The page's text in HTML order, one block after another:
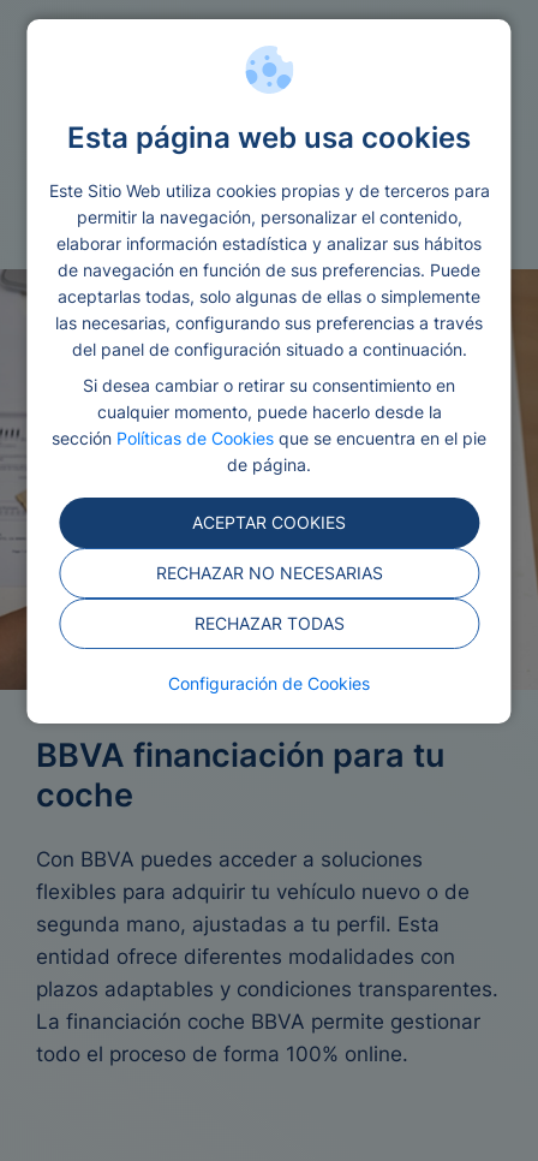
Esta página web usa cookies
Este Sitio Web utiliza cookies propias y de terceros para
permitir la navegación, personalizar el contenido,
elaborar información estadística y analizar sus hábitos
de navegación en función de sus preferencias. Puede
aceptarlas todas, solo algunas de ellas o simplemente
las necesarias, configurando sus preferencias a través
del panel de configuración situado a continuación.
Si desea cambiar o retirar su consentimiento en
cualquier momento, puede hacerlo desde la
sección Políticas de Cookies que se encuentra en el pie
de página.
ACEPTAR COOKIES
RECHAZAR NO NECESARIAS
RECHAZAR TODAS
Configuración de Cookies
Bbva financiacion coche
Redactado por Ana
Gonzalez
Editado y revisado por
Eva Rampani
BBVA financiación para tu
coche
Con BBVA puedes acceder a soluciones
flexibles para adquirir tu vehículo nuevo o de
segunda mano, ajustadas a tu perfil. Esta
entidad ofrece diferentes modalidades con
plazos adaptables y condiciones transparentes.
La financiación coche BBVA permite gestionar
todo el proceso de forma 100% online.